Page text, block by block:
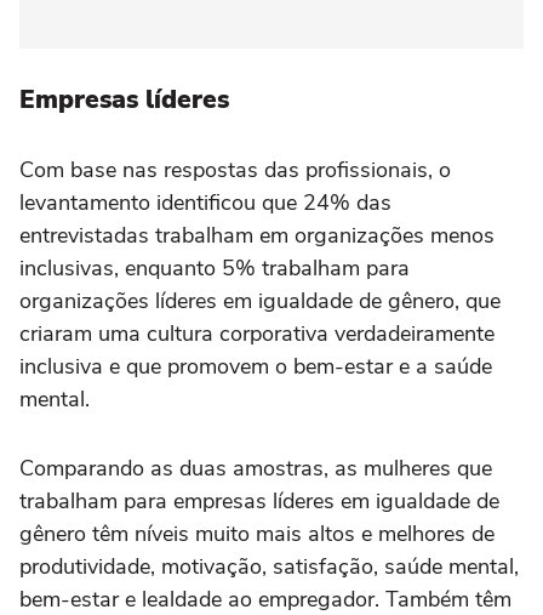
Empresas líderes
Com base nas respostas das profissionais, o
levantamento identificou que 24% das
entrevistadas trabalham em organizações menos
inclusivas, enquanto 5% trabalham para
organizações líderes em igualdade de gênero, que
criaram uma cultura corporativa verdadeiramente
inclusiva e que promovem o bem-estar e a saúde
mental.
Comparando as duas amostras, as mulheres que
trabalham para empresas líderes em igualdade de
gênero têm níveis muito mais altos e melhores de
produtividade, motivação, satisfação, saúde mental,
bem-estar e lealdade ao empregador. Também têm